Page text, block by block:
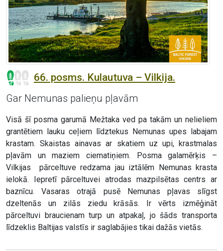
66. posms. Kulautuva – Vilkija.
Gar Nemunas palieņu pļavām
Visā šī posma garumā Mežtaka ved pa takām un nelieliem
grantētiem lauku ceļiem līdztekus Nemunas upes labajam
krastam. Skaistas ainavas ar skatiem uz upi, krastmalas
pļavām un maziem ciematiņiem. Posma galamērķis –
Vilkijas pārceltuve redzama jau iztālēm Nemunas krasta
ielokā. Iepretī pārceltuvei atrodas mazpilsētas centrs ar
baznīcu. Vasaras otrajā pusē Nemunas pļavas slīgst
dzeltenās un zilās ziedu krāsās. Ir vērts izmēģināt
pārceltuvi braucienam turp un atpakaļ, jo šāds transporta
līdzeklis Baltijas valstīs ir saglabājies tikai dažās vietās.